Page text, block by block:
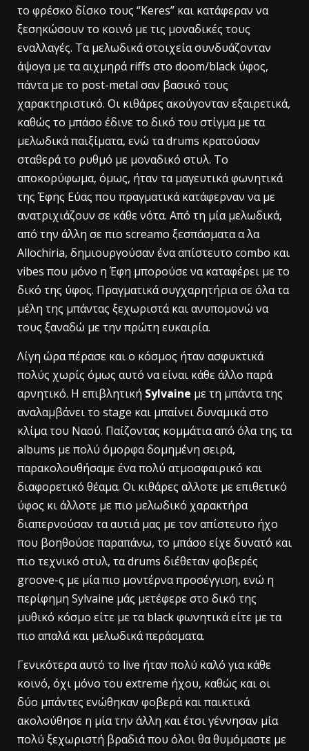
το φρέσκο δίσκο τους “Keres” και κατάφεραν να
ξεσηκώσουν το κοινό με τις μοναδικές τους
εναλλαγές. Τα μελωδικά στοιχεία συνδυάζονταν
άψογα με τα αιχμηρά riffs στο doom/black ύφος,
πάντα με το post-metal σαν βασικό τους
χαρακτηριστικό. Οι κιθάρες ακούγονταν εξαιρετικά,
καθώς το μπάσο έδινε το δικό του στίγμα με τα
μελωδικά παιξίματα, ενώ τα drums κρατούσαν
σταθερά το ρυθμό με μοναδικό στυλ. Το
αποκορύφωμα, όμως, ήταν τα μαγευτικά φωνητικά
της Έφης Εύας που πραγματικά κατάφερναν να με
ανατριχιάζουν σε κάθε νότα. Από τη μία μελωδικά,
από την άλλη σε πιο screamo ξεσπάσματα α λα
Allochiria, δημιουργούσαν ένα απίστευτο combo και
vibes που μόνο η Έφη μπορούσε να καταφέρει με το
δικό της ύφος. Πραγματικά συγχαρητήρια σε όλα τα
μέλη της μπάντας ξεχωριστά και ανυπομονώ να
τους ξαναδώ με την πρώτη ευκαιρία.
Λίγη ώρα πέρασε και ο κόσμος ήταν ασφυκτικά
πολύς χωρίς όμως αυτό να είναι κάθε άλλο παρά
αρνητικό. Η επιβλητική Sylvaine με τη μπάντα της
αναλαμβάνει το stage και μπαίνει δυναμικά στο
κλίμα του Ναού. Παίζοντας κομμάτια από όλα της τα
albums με πολύ όμορφα δομημένη σειρά,
παρακολουθήσαμε ένα πολύ ατμοσφαιρικό και
διαφορετικό θέαμα. Οι κιθάρες αλλοτε με επιθετικό
ύφος κι άλλοτε με πιο μελωδικό χαρακτήρα
διαπερνούσαν τα αυτιά μας με τον απίστευτο ήχο
που βοηθούσε παραπάνω, το μπάσο είχε δυνατό και
πιο τεχνικό στυλ, τα drums διέθεταν φοβερές
groove-ς με μία πιο μοντέρνα προσέγγιση, ενώ η
περίφημη Sylvaine μάς μετέφερε στο δικό της
μυθικό κόσμο είτε με τα black φωνητικά είτε με τα
πιο απαλά και μελωδικά περάσματα.
Γενικότερα αυτό το live ήταν πολύ καλό για κάθε
κοινό, όχι μόνο του extreme ήχου, καθώς και οι
δύο μπάντες ενώθηκαν φοβερά και παικτικά
ακολούθησε η μία την άλλη και έτσι γέννησαν μία
πολύ ξεχωριστή βραδιά που όλοι θα θυμόμαστε με